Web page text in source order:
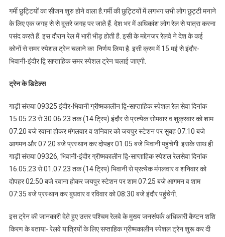
गर्मी छुट्टियों का सीजन शुरु होने वाला है.गर्मी की छुट्टियों में लगभग सभी लोग छुट्टी मनाने
के लिए एक जगह से से दूसरे जगह पर जाते हैं. देश भर में अधिकांश लोग रेल से यात्रा करना
पसंद करते हैं. इस दौरान रेल में भारी भीड़ होती है. इसी के मद्देनजर रेलवे ने देश के कई
कोनों से समर स्पेशल ट्रेन चलाने का निर्णय लिया है. इसी क्रम में 15 मई से इंदौर-
भिवानी-इंदौर द्वि साप्ताहिक समर स्पेशल ट्रेन चलाई जाएगी.
ट्रेन के डिटेल्स
गाड़ी संख्या 09325 इंदौर-भिवानी ग्रीष्मकालीन द्वि-साप्ताहिक स्पेशल रेल सेवा दिनांक
15.05.23 से 30.06.23 तक (14 ट्रिप) इंदौर से प्रत्येक सोमवार व शुक्रवार को शाम
07:20 बजे रवाना होकर मंगलवार व शनिवार को जयपुर स्टेशन पर सुबह 07:10 बजे
आगमन और 07.20 बजे प्रस्थान कर दोपहर 01.05 बजे भिवानी पहुंचेगी. इसके साथ ही
गाड़ी संख्या 09326, भिवानी-इंदौर ग्रीष्मकालीन द्वि-साप्ताहिक स्पेशल रेलसेवा दिनांक
16.05.23 से 01.07.23 तक (14 ट्रिप) भिवानी से प्रत्येक मंगलवार व शनिवार को
दोपहर 02:50 बजे रवाना होकर जयपुर स्टेशन पर शाम 07:25 बजे आगमन व शाम
07:35 बजे प्रस्थान कर बुधवार व रविवार को 08:30 बजे इंदौर पहुंचेगी.
इस ट्रेन की जानकारी देते हुए उत्तर पश्चिम रेलवे के मुख्य जनसंपर्क अधिकारी कैप्टन शशि
किरण के बताया- रेलवे यात्रियों के लिए सप्ताहिक ग्रीष्मकालीन स्पेशल ट्रेन शुरू कर दी